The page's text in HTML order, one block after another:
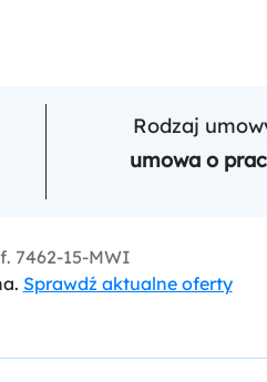
Rodzaj
umowa o
7462-15-MWI
Sprawdź aktualne oferty